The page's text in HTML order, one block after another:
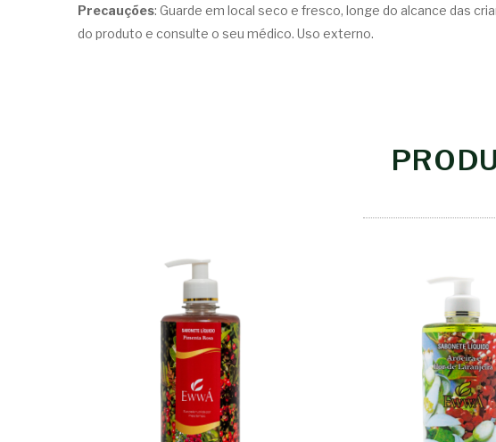
Precauções: Guarde em local seco e fresco, longe do alcance das
do produto e consulte o seu médico. Uso externo.